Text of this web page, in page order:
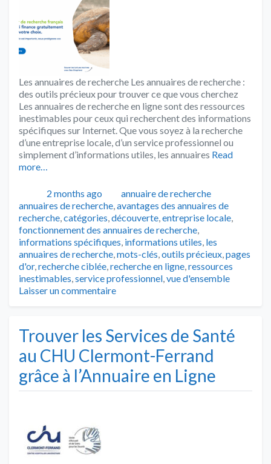
Les annuaires de recherche Les annuaires de recherche :
des outils précieux pour trouver ce que vous cherchez
Les annuaires de recherche en ligne sont des ressources
inestimables pour ceux qui recherchent des informations
spécifiques sur Internet. Que vous soyez à la recherche
d’une entreprise locale, d’un service professionnel ou
simplement d’informations utiles, les annuaires Read
more…
Publié2 months ago Catégories
annuaire de recherche
annuaires de recherche,avantages des annuaires de
recherche,catégories,découverte,entreprise locale,
fonctionnement des annuaires de recherche,
informations spécifiques, informations utiles, les
annuaires de recherche,mots-clés,outils précieux,pages
d'or,recherche ciblée,recherche en ligne,ressources
inestimables,service professionnel,vue d'ensemble
Laisser un commentaire
Trouver les Services de Santé
au CHU Clermont-Ferrand
grâce à l’Annuaire en Ligne